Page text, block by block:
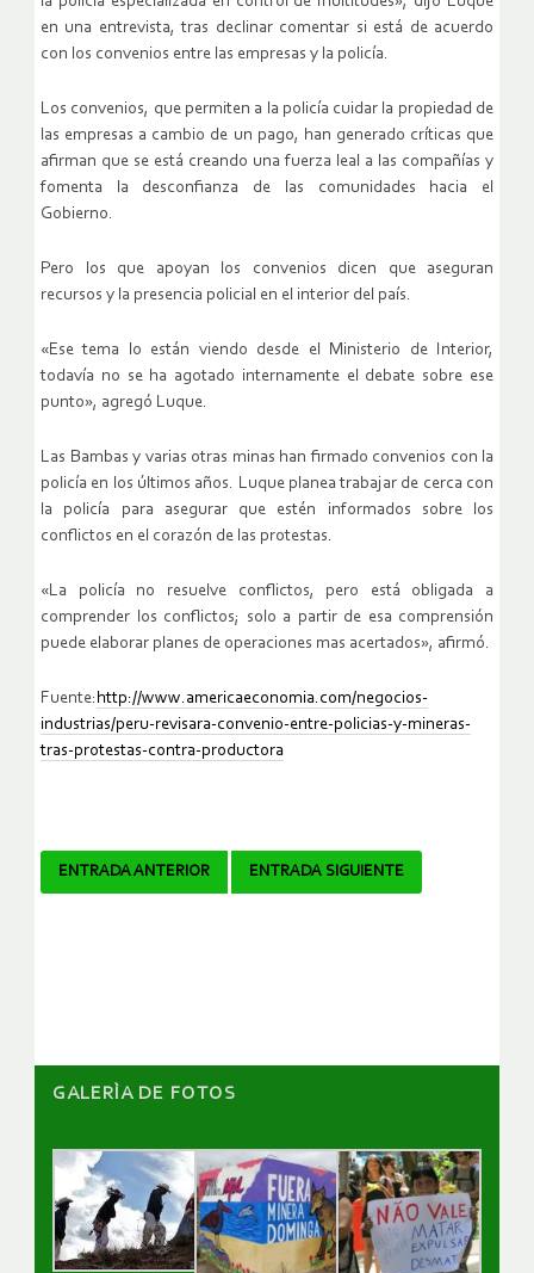
en una entrevista, tras declinar comentar si está de acuerdo
con los convenios entre las empresas y la policía.
Los convenios, que permiten a la policía cuidar la propiedad de
las empresas a cambio de un pago, han generado críticas que
afirman que se está creando una fuerza leal a las compañías y
fomenta la desconfianza de las comunidades hacia el
Gobierno.
Pero los que apoyan los convenios dicen que aseguran
recursos y la presencia policial en el interior del país.
«Ese tema lo están viendo desde el Ministerio de Interior,
todavía no se ha agotado internamente el debate sobre ese
punto», agregó Luque.
Las Bambas y varias otras minas han firmado convenios con la
policía en los últimos años. Luque planea trabajar de cerca con
la policía para asegurar que estén informados sobre los
conflictos en el corazón de las protestas.
«La policía no resuelve conflictos, pero está obligada a
comprender los conflictos; solo a partir de esa comprensión
puede elaborar planes de operaciones mas acertados», afirmó.
Fuente: http://www.americaeconomia.com/negocios-
industrias/peru-revisara-convenio-entre-policias-y-mineras-
tras-protestas-contra-productora
Navegador
ENTRADA ANTERIOR ENTRADA SIGUIENTE
GALERÌA DE FOTOS